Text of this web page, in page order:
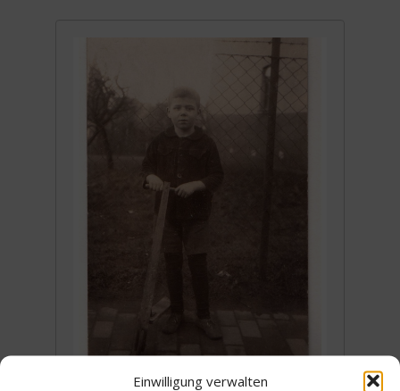
Einwilligung verwalten